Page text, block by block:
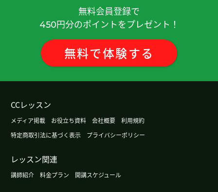
作为课堂的学习材料，这让我深受启发。 今后也请
多多关照！
谢谢飞老师给我上课！ 我终于明白了【zh】 和
【ch】的区别。 感谢您教我语法（【都做运动】和
【都运动】的区别），我太明白了！ 以后我会努力
练习发音和会话。 我爱喝大麦茶，但是出去时候，
闻咖啡的味道。 下周也用 Teams 吧。 下次上课
( 20代 男性 )
吗？太棒了🌟 【3声】和【3声＋其他声调】等等也
很难，所以我会继续练习发音！ 有机会，我一定要
無料会員登録で
450円分のポイントをプレゼント！
無料で体験する
CCレッスン
メディア掲載 お役立ち資料 会社概要
利用規約
特定商取引法に基づく表示
プライバシーポリシー
レッスン関連
講師紹介 料金プラン 開講スケジュール